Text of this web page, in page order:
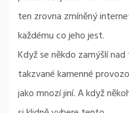
ten zrovna zmíněný
každému co jeho jest.
Když se někdo zamýšlí
takzvané kamenné
jako mnozí jiní. A když